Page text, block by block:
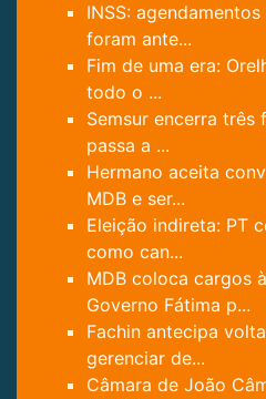
INSS:
foram ante...
Fim de uma era:
todo o ...
Semsur encerra três
passa a ...
Hermano aceita
MDB e ser...
Eleição indireta: PT
como can...
MDB coloca cargos
Governo Fátima p...
Fachin antecipa
gerenciar de...
Câmara de João